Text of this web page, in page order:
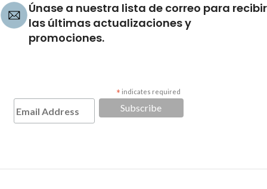
Únase a nuestra lista de correo para recibir
las últimas actualizaciones y
promociones.
* indicates required